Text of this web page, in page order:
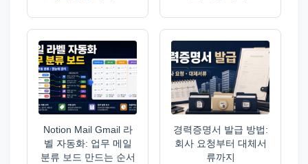
Notion Mail Gmail 라
벨 자동화: 업무 메일
분류 보드 만드는 순서
경력증명서 발급 방법:
회사 요청부터 대체서
류까지